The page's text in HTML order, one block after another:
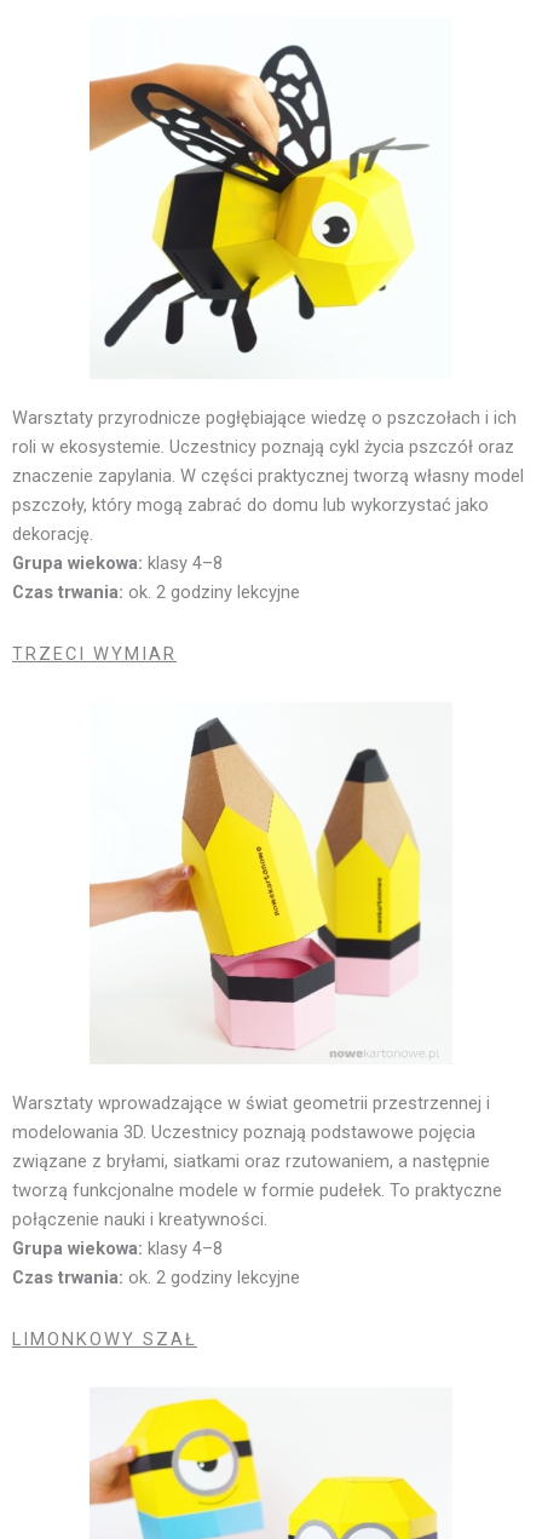
Warsztaty przyrodnicze pogłębiające wiedzę o pszczołach i ich
roli w ekosystemie. Uczestnicy poznają cykl życia pszczół oraz
znaczenie zapylania. W części praktycznej tworzą własny model
pszczoły, który mogą zabrać do domu lub wykorzystać jako
dekorację.
Grupa wiekowa: klasy 4–8
Czas trwania: ok. 2 godziny lekcyjne
TRZECI WYMIAR
Warsztaty wprowadzające w świat geometrii przestrzennej i
modelowania 3D. Uczestnicy poznają podstawowe pojęcia
związane z bryłami, siatkami oraz rzutowaniem, a następnie
tworzą funkcjonalne modele w formie pudełek. To praktyczne
połączenie nauki i kreatywności.
Grupa wiekowa: klasy 4–8
Czas trwania: ok. 2 godziny lekcyjne
LIMONKOWY SZAŁ